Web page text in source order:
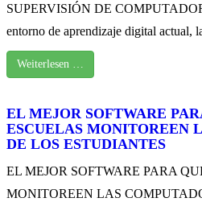
SUPERVISIÓN DE
entorno de aprendizaje digital
Weiterlesen …
EL MEJOR SOFTWARE
ESCUELAS MONITOREEN
DE LOS ESTUDIANTES
EL MEJOR SOFTWARE PARA
MONITOREEN LAS